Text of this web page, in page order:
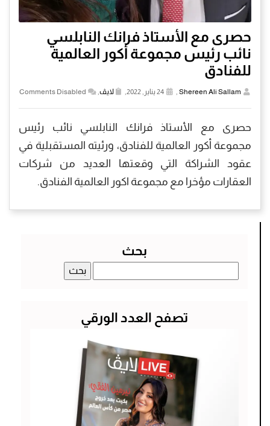
حصرى مع الأستاذ فرانك النابلسي
نائب رئيس مجموعة أكور العالمية
للفنادق
Shereen Ali Sallam
, لايڤ,
Comments Disabled
حصرى مع الأستاذ فرانك النابلسي نائب رئيس
مجموعة أكور العالمية للفنادق، ورئيته المستقبلية في
عقود الشراكة التي وقعتها العديد من شركات
العقارات مؤخرا مع مجموعة اكور العالمية الفنادق.
بحث
عن:
تصفح العدد الورقي